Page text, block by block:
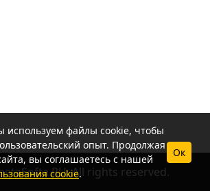
All rights reserved.
используем файлы cookie, чтобы
опыт. Продолжая
вы соглашаетесь с нашей
cookie.
Ок